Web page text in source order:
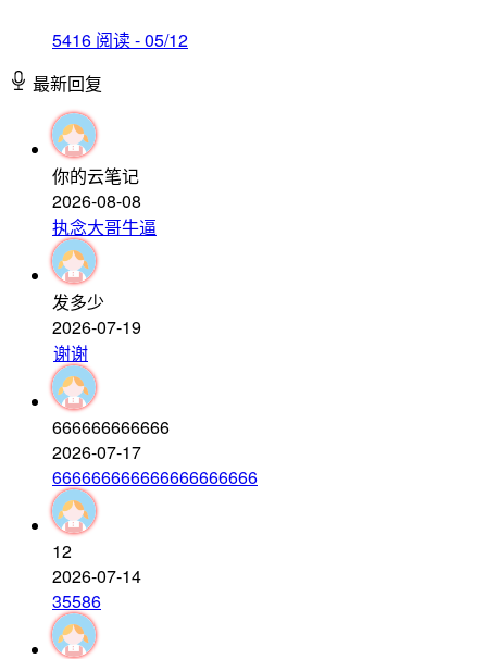
5416 阅读 - 05/12
最新回复
你的云笔记
2026-08-08
执念大哥牛逼
发多少
2026-07-19
谢谢
666666666666
2026-07-17
666666666666666666666
12
2026-07-14
35586